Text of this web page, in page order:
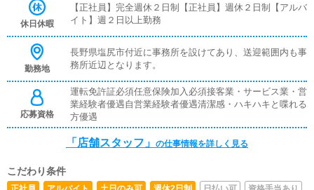
覚えていただきますので、未経験の方でも安心して働けま
す。■キャスト管理お店で働いていただいているキャスト
す。■PC更新業務ヘブンネットなど、ポータルサイト等の
店舗情報更新作業を行っていただきます。キャストの出勤
情報やイベント、求人ブログの作成となります。基本的に
はボタンを押すだけや、ブログの更新時に簡単に文字が入
力出来れば問題ありません。PCが苦手な人でも簡単にで
きます。■清掃・備品管理お客様やキャストの方に快適に
行っていただきます。
休日休暇
【正社員】完全週休２日制【正社員】週休２日制【アルバ
イト】週２日以上勤務
勤務地
長野県塩尻市付近に事務所を設けてあり、送迎範囲内も事
務所近辺となります。
応募資格
運転免許証必須任意保険加入必須接客業・サービス業・営
業経験者優遇自営業経験者優遇清潔感・ハキハキと喋れる
方優遇
「店舗スタッフ」 の仕事情報を詳しく見る
こだわり条件